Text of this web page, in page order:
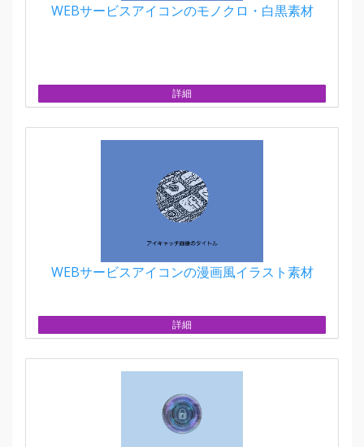
WEBサービスアイコンのモノクロ・白黒素材
詳細
WEBサービスアイコンの漫画風イラスト素材
詳細